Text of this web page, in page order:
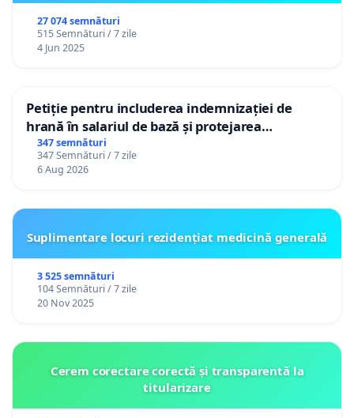
27 074 semnături
515 Semnături / 7 zile
4 Jun 2025
Petiție pentru includerea indemnizației de
hrană în salariul de bază și protejarea
gradațiilor de vechime pentru asistenții
personali
347 semnături
347 Semnături / 7 zile
6 Aug 2026
Suplimentare locuri rezidențiat medicină generală
3 525 semnături
104 Semnături / 7 zile
20 Nov 2025
Cerem corectare corectă și transparentă la
titularizare